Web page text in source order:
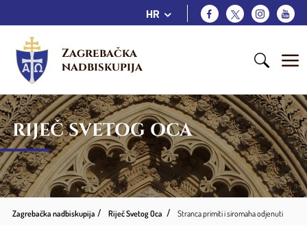
HR
Zagrebačka
nadbiskupija
RIJEČ SVETOG OCA
Zagrebačka nadbiskupija Riječ Svetog Oca Stranca primiti i siromaha odjenuti